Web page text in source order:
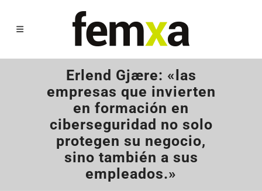
Erlend Gjære: «las
empresas que invierten
en formación en
ciberseguridad no solo
protegen su negocio,
sino también a sus
empleados.»